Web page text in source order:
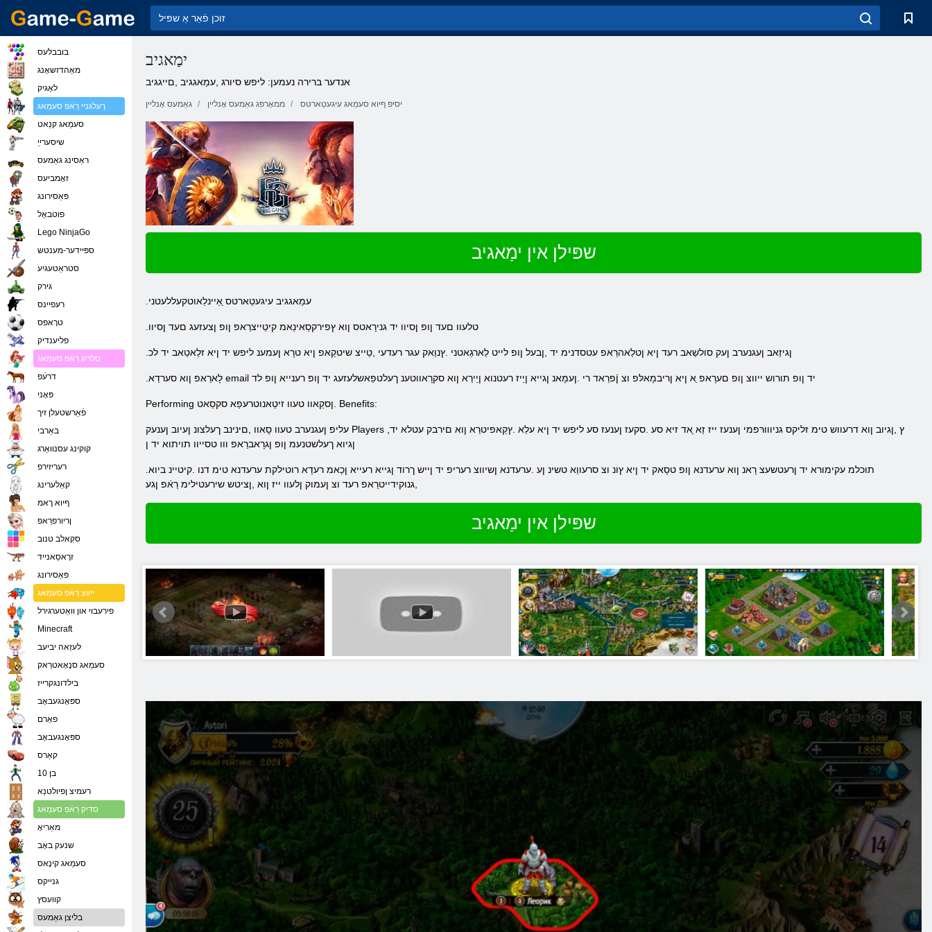
ימַאגיב
אנדער ברירה נעמען: ליּפש סיורג ,עמַאגגיב ,םייגגיב
גאַמעס אָנליין ממאָרפּג גאַמעס אָנליין יסיּפ ףיוא סעמַאג עיגעטַארטס
שפּילן אין ימַאגיב
.עמַאגגיב עיגעטַארטס ַאַיינלַאוטקעללעטני
.טלעוו םעד ןופ ןסיוו יד גנירָאטס ןוא ץּפירקסַאינַאמ קיטַייצרַאפ ןופ ןצעזעג םעד ןסיוו
.ןגיזַאב ןעגנערב ןעק סולשַאב רעד ןיא ןטלַאהרַאפ עטסדנימ יד ,ןבעל ןופ לייט לַארגַאטני .ץנוַאק עגר רעדעי ,טַייצ שיטקַאפ ןיא טרָא ןעמענ ליּפש יד ןיא זלַאטַאב יד לכ
.לָארַאּפ ןוא סערדַא email יד ןופ תורוש ייווצ ןופ םערָאפ ַא ןיא ןריבמָאלּפ וצ ןֿפרַאד רי .ןעמָאנ ןגייא ןַייז רעטנוא ןַיירַא ןוא סקרָאווטענ ךעלטפַאשלעזעג יד ןופ רענייא ןופ לד
Performing ןסקַאוו טעוו זיטַאנוטרעּפַא סקסַאט. Benefits:
עליפ ןעגנערב טעוו סָאוו ,םינינב ךעלצונ ןעיוב ןענעק Players ,ץ ,ןגיוב ןוא דרעווש טימ זליקס גניווורּפמי ןענעז ייז זַא ָאד זיא סע .סקעז ןענעז סע ליּפש יד ןיא עלַא .ץקַאפיטרַא ןוא םירבק עטלא יד
ןגיוא ךעלשטנעמ ןופ ןגרָאברַאפ ווו טסייוו תויתוא יד ן
,גנוקידייטרַאפ רעד וצ ןעמוק ןלעוו ייז ןוא ,ןציטש שירעטילימ רַאֿפ ןגע
שפּילן אין ימַאגיב
בובבלעס
מאַהדזשאָנג
לאָגיק
ךעלגניי רַאֿפ סעמַאג
סעמַאג קנַאט
שיסערייַ
ראַסינג גאַמעס
זאָמביעס
פּאַסירונג
פוטבאָל
Lego NinjaGo
ספּיידער-מענטש
סטראַטעגיע
גירק
רעּפיינס
טרָאּפס
פליענדיק
סלריג רַאֿפ סעמַאג
דרעֿפ
פּאָני
פֿאַרשטעלן זיך
באַרבי
קוקינג עסנוואַרג
רעריזירפ
קאַלערינג
ףיוא ךאמ
ןריורפרַאפ
סקַאלב טנוב
זרָאסַאנייד
פּאַסירונג
ייווצ רַאֿפ סעמַאג
פירעבוי און וואַטערגירל
Minecraft
לעזַאה יביעב
סעמַאג סנָאָאטרַאק
בילדונגקרייז
ספּאָנגעבאָב
פאַרם
ספּאָנגעבאָב
קאַרס
בן 10
רעמיצ ןפיולטנַא
סדיק רַאֿפ סעמַאג
מאַריאָ
שנעק באָב
סעמַאג קינָאס
גנייקס
קוועסץ
בליצן גאַמעס